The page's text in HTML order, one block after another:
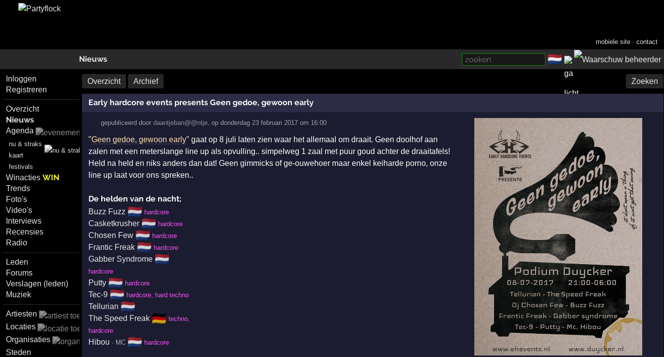
mobiele site ·contact
Nieuws 🇳🇱
Inloggen
Registreren
Overzicht
Nieuws
Agenda
nu & straks
kaart
festivals
WinactiesWIN
Trends
Foto's
Video's
Interviews
Recensies
Radio
Leden
Forums
Verslagen (leden)
Muziek
Artiesten
Locaties
Organisaties
Steden
Overzicht Archief Zoeken
Early hardcore events presents Geen gedoe, gewoon early
gepubliceerd doordaantjeban@@ntje, opdonderdag 23 februari 2017 om 16:00
"Geen gedoe, gewoon early" gaat op 8 juli laten zien waar het allemaal om draait. Geen doolhof aan
zalen met een meterslange line up als opvulling.. simpelweg 1 zaal met puur goud achter de draaitafels!
Held na held en niks anders dan dat! Geen gimmicks of ge-ouwehoer maar enkel keiharde porno, onze
line up laat voor ons spreken..
De helden van de nacht;
Buzz Fuzz 🇳🇱 hardcore
Casketkrusher 🇳🇱 hardcore
Chosen Few 🇳🇱 hardcore
Frantic Freak 🇳🇱 hardcore
Gabber Syndrome 🇳🇱
hardcore
Putty 🇳🇱 hardcore
Tec-9 🇳🇱 hardcore, hard techno
Tellurian 🇳🇱
The Speed Freak 🇩🇪 techno,
hardcore
Hibou · MC 🇳🇱 hardcore